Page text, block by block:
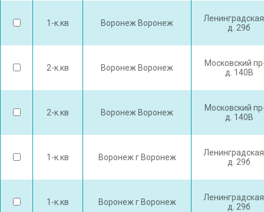
1-к.кв Воронеж Воронеж
д. 29б
2-к.кв Воронеж Воронеж
Московский
д. 140В
2-к.кв Воронеж Воронеж
Московский
д. 140В
1-к.кв Воронеж г Воронеж
д. 29б
1-к.кв Воронеж г Воронеж
д. 29б